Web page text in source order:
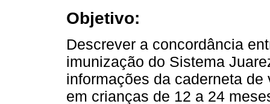
Objetivo:
Descrever a concordância
imunização do Sistema
informações da caderneta
em crianças de 12 a 24